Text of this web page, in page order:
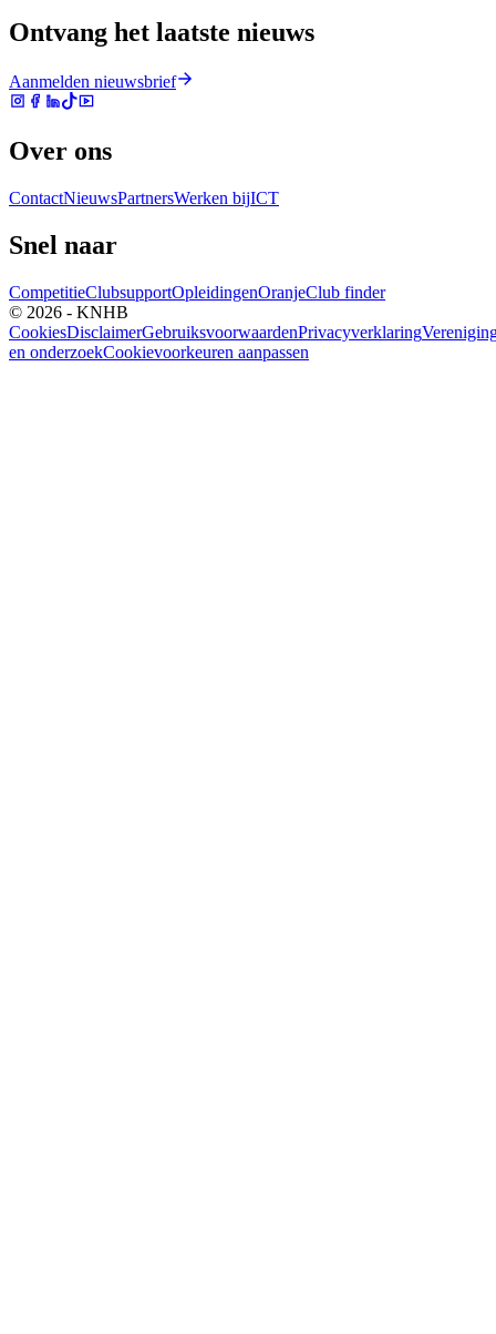
Ontvang het laatste nieuws
Aanmelden nieuwsbrief
Over ons
ContactNieuwsPartnersWerken bijICT
Snel naar
CompetitieClubsupportOpleidingenOranjeClub finder
© 2026 - KNHB
CookiesDisclaimerGebruiksvoorwaardenPrivacyverklaring
en onderzoekCookievoorkeuren aanpassen